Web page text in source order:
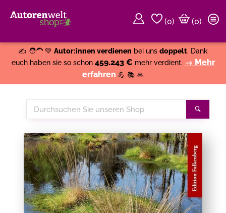
(0)
(0)
✍️ 🧑‍🦱 💚 Autor:innen verdienen bei uns doppelt. Dank
euch haben sie so schon 459.243 € mehr verdient. → Mehr
erfahren 💪 📚 🙏
Durchsuchen
Sie
Shop